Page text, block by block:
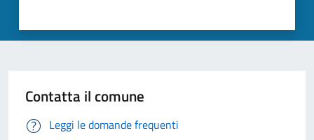
Contatta il comune
Leggi le domande frequenti